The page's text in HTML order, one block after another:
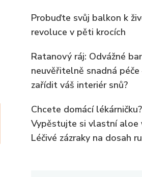
Probuďte svůj balkon k
revoluce v pěti krocích
Ratanový ráj: Odvážné
neuvěřitelně snadná péče
zařídit váš interiér snů?
Chcete domácí lékárničku?
Vypěstujte si vlastní aloe
Léčivé zázraky na dosah